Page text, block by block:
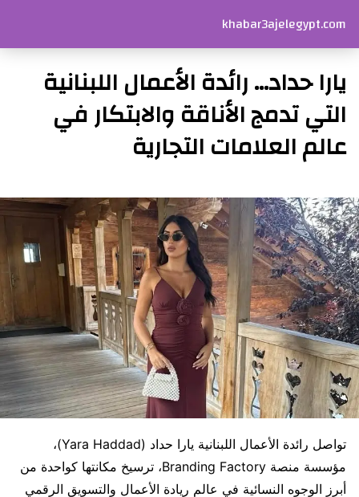
khabar3ajelegypt.com
يارا حداد… رائدة الأعمال اللبنانية
التي تدمج الأناقة والابتكار في
عالم العلامات التجارية
تواصل رائدة الأعمال اللبنانية يارا حداد (Yara Haddad)،
مؤسسة منصة Branding Factory، ترسيخ مكانتها كواحدة من
أبرز الوجوه النسائية في عالم ريادة الأعمال والتسويق الرقمي